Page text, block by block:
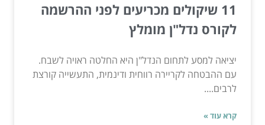
11 שיקולים מכריעים לפני ההרשמה
לקורס נדל"ן מומלץ
יציאה למסע לתחום הנדל"ן היא החלטה ראויה לשבח.
עם ההבטחה לקריירה רווחית ודינמית, התעשייה קורצת
לרבים....
קרא עוד »